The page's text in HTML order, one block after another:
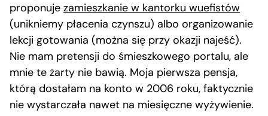
proponuje zamieszkanie w kantorku wuefistów
(unikniemy płacenia czynszu) albo organizowanie
lekcji gotowania (można się przy okazji najeść).
Nie mam pretensji do śmieszkowego portalu, ale
mnie te żarty nie bawią. Moja pierwsza pensja,
którą dostałam na konto w 2006 roku, faktycznie
nie wystarczała nawet na miesięczne wyżywienie.